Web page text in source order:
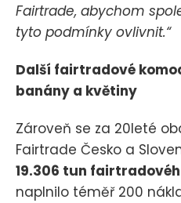
Fairtrade, abychom
tyto podmínky ovlivnit.“
Další fairtradové
banány a květiny
Zároveň se za 20leté
Fairtrade Česko a
19.306 tun
naplnilo téměř 200